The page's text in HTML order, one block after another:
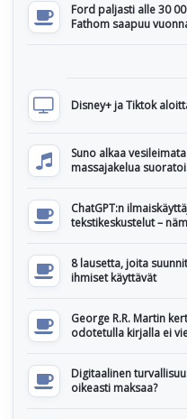
Ford paljasti alle 30
Fathom saapuu
Disney+ ja Tiktok
Suno alkaa
massajakelua
ChatGPT:n
tekstikeskustelut –
8 lausetta, joita
ihmiset käyttävät
George R.R. Martin
odotetulla kirjalla ei
Digitaalinen
oikeasti maksaa?